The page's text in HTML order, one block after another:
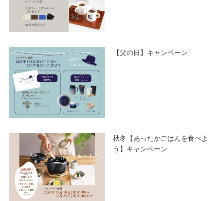
【父の日】キャンペーン
秋冬【あったかごはんを食べよ
う】キャンペーン